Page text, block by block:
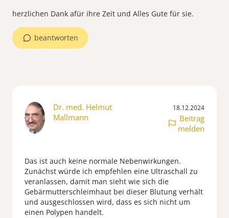
beantworten
Dr. med. Helmut
Mallmann
18.12.2024
Beitrag
melden
Das ist auch keine normale Nebenwirkungen.
Zunächst würde ich empfehlen eine Ultraschall zu
veranlassen, damit man sieht wie sich die
Gebärmutterschleimhaut bei dieser Blutung verhält
und ausgeschlossen wird, dass es sich nicht um
einen Polypen handelt.